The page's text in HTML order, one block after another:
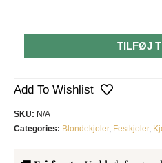
TILFØJ
Add To Wishlist
SKU: N/A
Categories: Blondekjoler, Festkjoler,